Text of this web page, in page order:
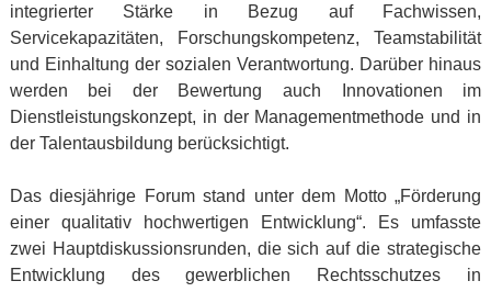
integrierter Stärke in Bezug auf Fachwissen,
Servicekapazitäten, Forschungskompetenz, Teamstabilität
und Einhaltung der sozialen Verantwortung. Darüber hinaus
werden bei der Bewertung auch Innovationen im
Dienstleistungskonzept, in der Managementmethode und in
der Talentausbildung berücksichtigt.
Das diesjährige Forum stand unter dem Motto „Förderung
einer qualitativ hochwertigen Entwicklung“. Es umfasste
zwei Hauptdiskussionsrunden, die sich auf die strategische
Entwicklung des gewerblichen Rechtsschutzes in